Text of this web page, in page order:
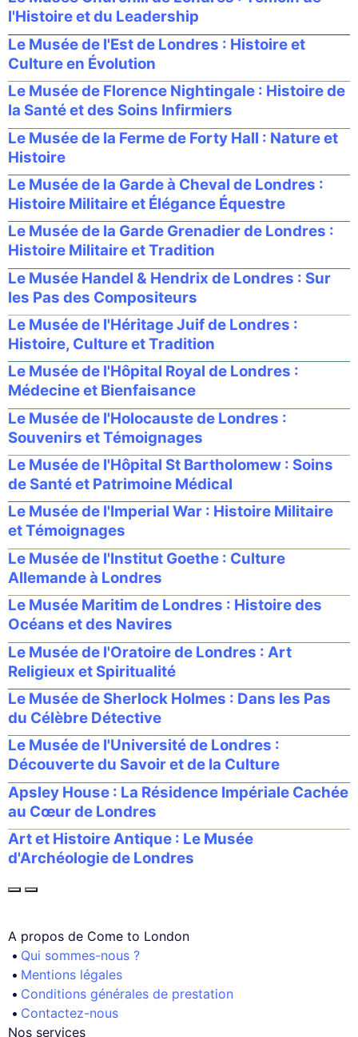
l'Histoire et du Leadership
Le Musée de l'Est de Londres : Histoire et
Culture en Évolution
Le Musée de Florence Nightingale : Histoire de
la Santé et des Soins Infirmiers
Le Musée de la Ferme de Forty Hall : Nature et
Histoire
Le Musée de la Garde à Cheval de Londres :
Histoire Militaire et Élégance Équestre
Le Musée de la Garde Grenadier de Londres :
Histoire Militaire et Tradition
Le Musée Handel & Hendrix de Londres : Sur
les Pas des Compositeurs
Le Musée de l'Héritage Juif de Londres :
Histoire, Culture et Tradition
Le Musée de l'Hôpital Royal de Londres :
Médecine et Bienfaisance
Le Musée de l'Holocauste de Londres :
Souvenirs et Témoignages
Le Musée de l'Hôpital St Bartholomew : Soins
de Santé et Patrimoine Médical
Le Musée de l'Imperial War : Histoire Militaire
et Témoignages
Le Musée de l'Institut Goethe : Culture
Allemande à Londres
Le Musée Maritim de Londres : Histoire des
Océans et des Navires
Le Musée de l'Oratoire de Londres : Art
Religieux et Spiritualité
Le Musée de Sherlock Holmes : Dans les Pas
du Célèbre Détective
Le Musée de l'Université de Londres :
Découverte du Savoir et de la Culture
Apsley House : La Résidence Impériale Cachée
au Cœur de Londres
Art et Histoire Antique : Le Musée
d'Archéologie de Londres
A propos de Come to London
Qui sommes-nous ?
Mentions légales
Conditions générales de prestation
Contactez-nous
Nos services